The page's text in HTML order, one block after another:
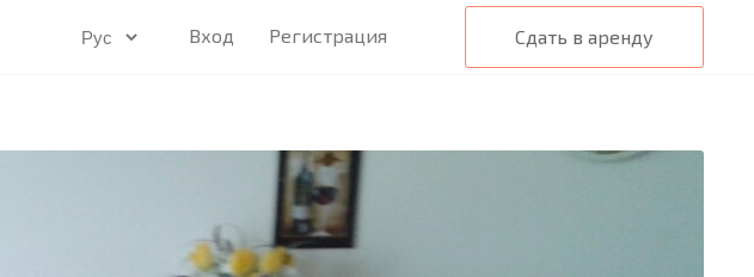
Сдать в аренду
Вход Регистрация